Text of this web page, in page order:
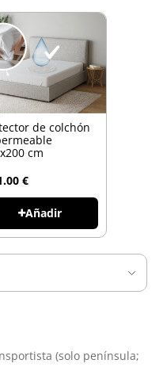
de colchón
cm
€
Añadir
(solo península;